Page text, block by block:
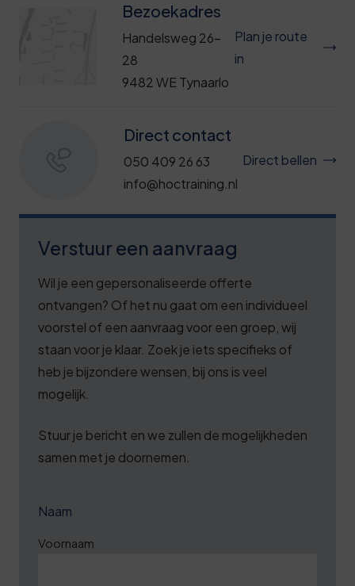
Bezoekadres
Handelsweg 26-
28
9482 WE Tynaarlo
Plan je route
in
Direct contact
050 409 26 63
info@hoctraining.nl
Direct bellen
Verstuur een aanvraag
Wil je een gepersonaliseerde offerte
ontvangen? Of het nu gaat om een individueel
voorstel of een aanvraag voor een groep, wij
staan voor je klaar. Zoek je iets specifieks of
heb je bijzondere wensen, bij ons is veel
mogelijk.
Stuur je bericht en we zullen de mogelijkheden
samen met je doornemen.
Naam
Voornaam